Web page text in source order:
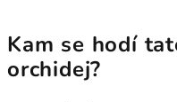
Kam se hodí
orchidej?